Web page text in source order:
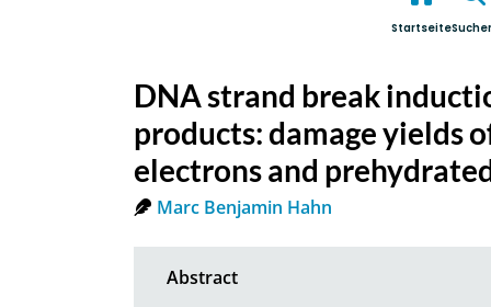
Startseite
DNA strand break
products: damage yields
electrons and
Marc Benjamin Hahn